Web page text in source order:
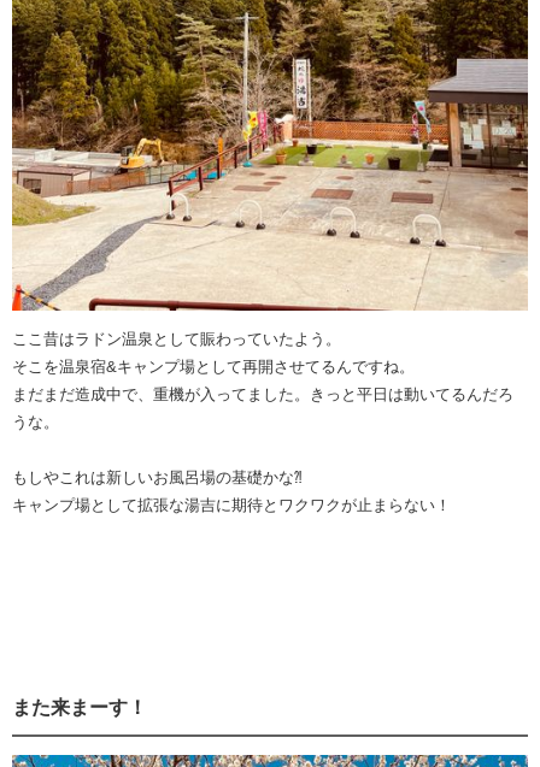
ここ昔はラドン温泉として賑わっていたよう。
そこを温泉宿&キャンプ場として再開させてるんですね。
まだまだ造成中で、重機が入ってました。きっと平日は動いてるんだろ
うな。
もしやこれは新しいお風呂場の基礎かな⁈
キャンプ場として拡張な湯吉に期待とワクワクが止まらない！
また来まーす！